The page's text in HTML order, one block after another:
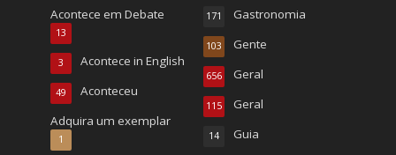
Acontece em Debate
13
Acontece in English
3
Aconteceu
49
Adquira um exemplar
1
Gastronomia
171
Gente
103
Geral
656
Geral
115
Guia
14